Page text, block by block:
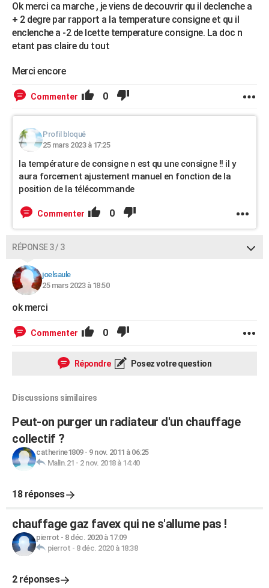
Ok merci ca marche , je viens de decouvrir qu il declenche a
+ 2 degre par rapport a la temperature consigne et qu il
enclenche a -2 de lcette temperature consigne. La doc n
etant pas claire du tout
Merci encore
Commenter 0
Profil bloqué
25 mars 2023 à 17:25
la température de consigne n est qu une consigne !! il y
aura forcement ajustement manuel en fonction de la
position de la télécommande
Commenter 0
RÉPONSE 3 / 3
joelsaule
25 mars 2023 à 18:50
ok merci
Commenter 0
Répondre Posez votre question
Discussions similaires
Peut-on purger un radiateur d'un chauffage
collectif ?
catherine1809- 9 nov. 2011 à 06:25
Malin.21 - 2 nov. 2018 à 14:40
18 réponses
chauffage gaz favex qui ne s'allume pas !
pierrot - 8 déc. 2020 à 17:09
pierrot - 8 déc. 2020 à 18:38
2 réponses